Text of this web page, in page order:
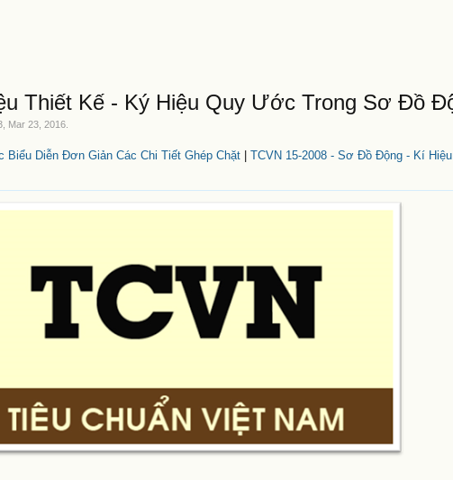
Thiết Kế - Ký Hiệu Quy Ước Trong Sơ Đồ
Mar 23, 2016
Biểu Diễn Đơn Giản Các Chi Tiết Ghép Chặt TCVN 15-2008 - Sơ Đồ Động - Kí